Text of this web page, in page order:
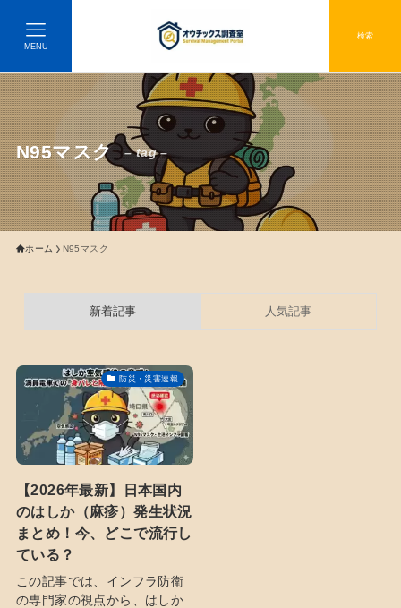
検索
MENU
N95マスク – tag –
ホーム N95マスク
新着記事 人気記事
防災・災害速報
【2026年最新】日本国内
のはしか（麻疹）発生状況
まとめ！今、どこで流行し
ている？
この記事では、インフラ防衛
の専門家の視点から、はしか